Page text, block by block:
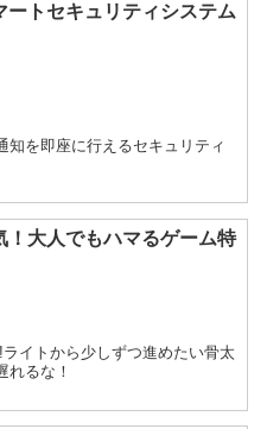
ートセキュリティシステム
知を即座に行えるセキュリティ
！大人でもハマるゲーム特
イトから少しずつ進めたい骨太
れるな！